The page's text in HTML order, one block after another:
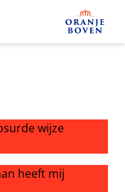
wijze gedumpt